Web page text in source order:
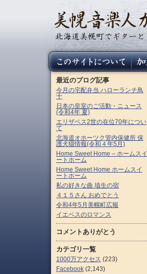
最近のブログ記事
今月の宅配弁当 ハローランチ鳥
十
日本の皇室のご活動・ニュース
(令和4年 夏)
エリザベス2世の在位70年につい
て
北海道オホーツク管内保健所 保
護犬猫情報(令和４年5月)
Home Sweet Home – ホームスイ
ートホーム
Home Sweet Home ホームスイ
ートホーム
私の好きな曲 埴生の宿
４１５さん おめでとう
令和4年5月美幌町広報
イエペスのロマンス
コメントありがとう
カテゴリ一覧
1000万アクセス (223)
Facebook (2,143)